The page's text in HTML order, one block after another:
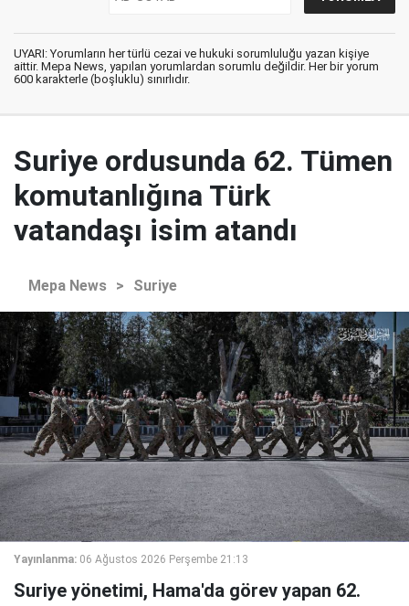
UYARI: Yorumların her türlü cezai ve hukuki sorumluluğu yazan kişiye
aittir. Mepa News, yapılan yorumlardan sorumlu değildir. Her bir yorum
600 karakterle (boşluklu) sınırlıdır.
Suriye ordusunda 62. Tümen
komutanlığına Türk
vatandaşı isim atandı
Mepa News > Suriye
Yayınlanma: 06 Ağustos 2026 Perşembe 21:13
Suriye yönetimi, Hama'da görev yapan 62.